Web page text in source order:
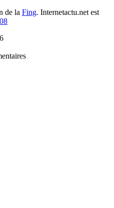
de la Fing. Internetactu.net est